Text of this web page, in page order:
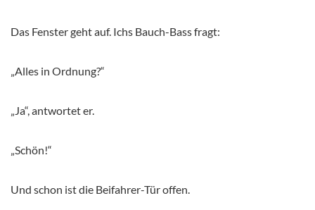
Das Fenster geht auf. Ichs Bauch-Bass fragt:
„Alles in Ordnung?“
„Ja“, antwortet er.
„Schön!“
Und schon ist die Beifahrer-Tür offen.